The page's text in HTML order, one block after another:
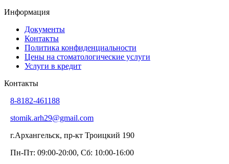
Информация
Документы
Контакты
Политика конфиденциальности
Цены на стоматологические услуги
Услуги в кредит
Контакты
8-8182-461188
stomik.arh29@gmail.com
г.Архангельск, пр-кт Троицкий 190
Пн-Пт: 09:00-20:00, Сб: 10:00-16:00